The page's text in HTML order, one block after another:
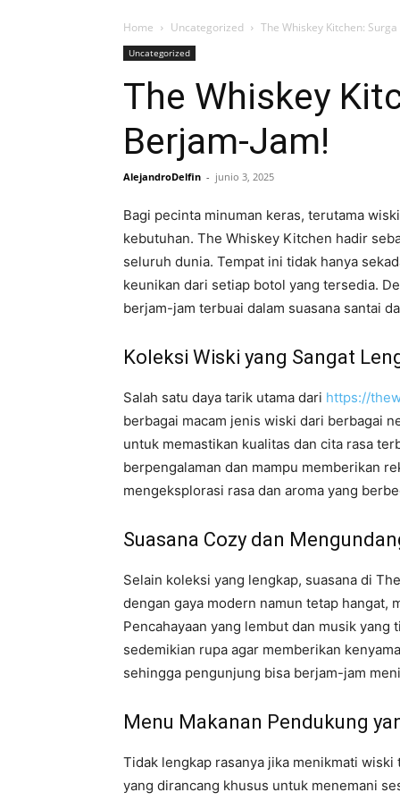
Home Uncategorized The Whiskey Kitchen:
Uncategorized
The Whiskey
Berjam-Jam!
AlejandroDelfin - junio 3, 2025
Bagi pecinta minuman keras, terutama
kebutuhan. The Whiskey Kitchen hadir
seluruh dunia. Tempat ini tidak hanya
keunikan dari setiap botol yang tersedia.
berjam-jam terbuai dalam suasana santai
Koleksi Wiski yang Sangat
Salah satu daya tarik utama dari https://
berbagai macam jenis wiski dari berbagai
untuk memastikan kualitas dan cita rasa
berpengalaman dan mampu memberikan
mengeksplorasi rasa dan aroma yang
Suasana Cozy dan
Selain koleksi yang lengkap, suasana di
dengan gaya modern namun tetap hangat,
Pencahayaan yang lembut dan musik
sedemikian rupa agar memberikan
sehingga pengunjung bisa berjam-jam
Menu Makanan Pendukung
Tidak lengkap rasanya jika menikmati
yang dirancang khusus untuk menemani